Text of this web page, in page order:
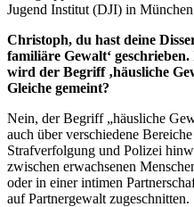
Jugend Institut (DJI) in
Christoph, du hast deine
familiäre Gewalt‘
wird der Begriff ‚häusliche
Gleiche gemeint?
Nein, der Begriff „häusliche
auch über verschiedene
Strafverfolgung und Polizei
zwischen erwachsenen
oder in einer intimen
auf Partnergewalt zugeschnitten.